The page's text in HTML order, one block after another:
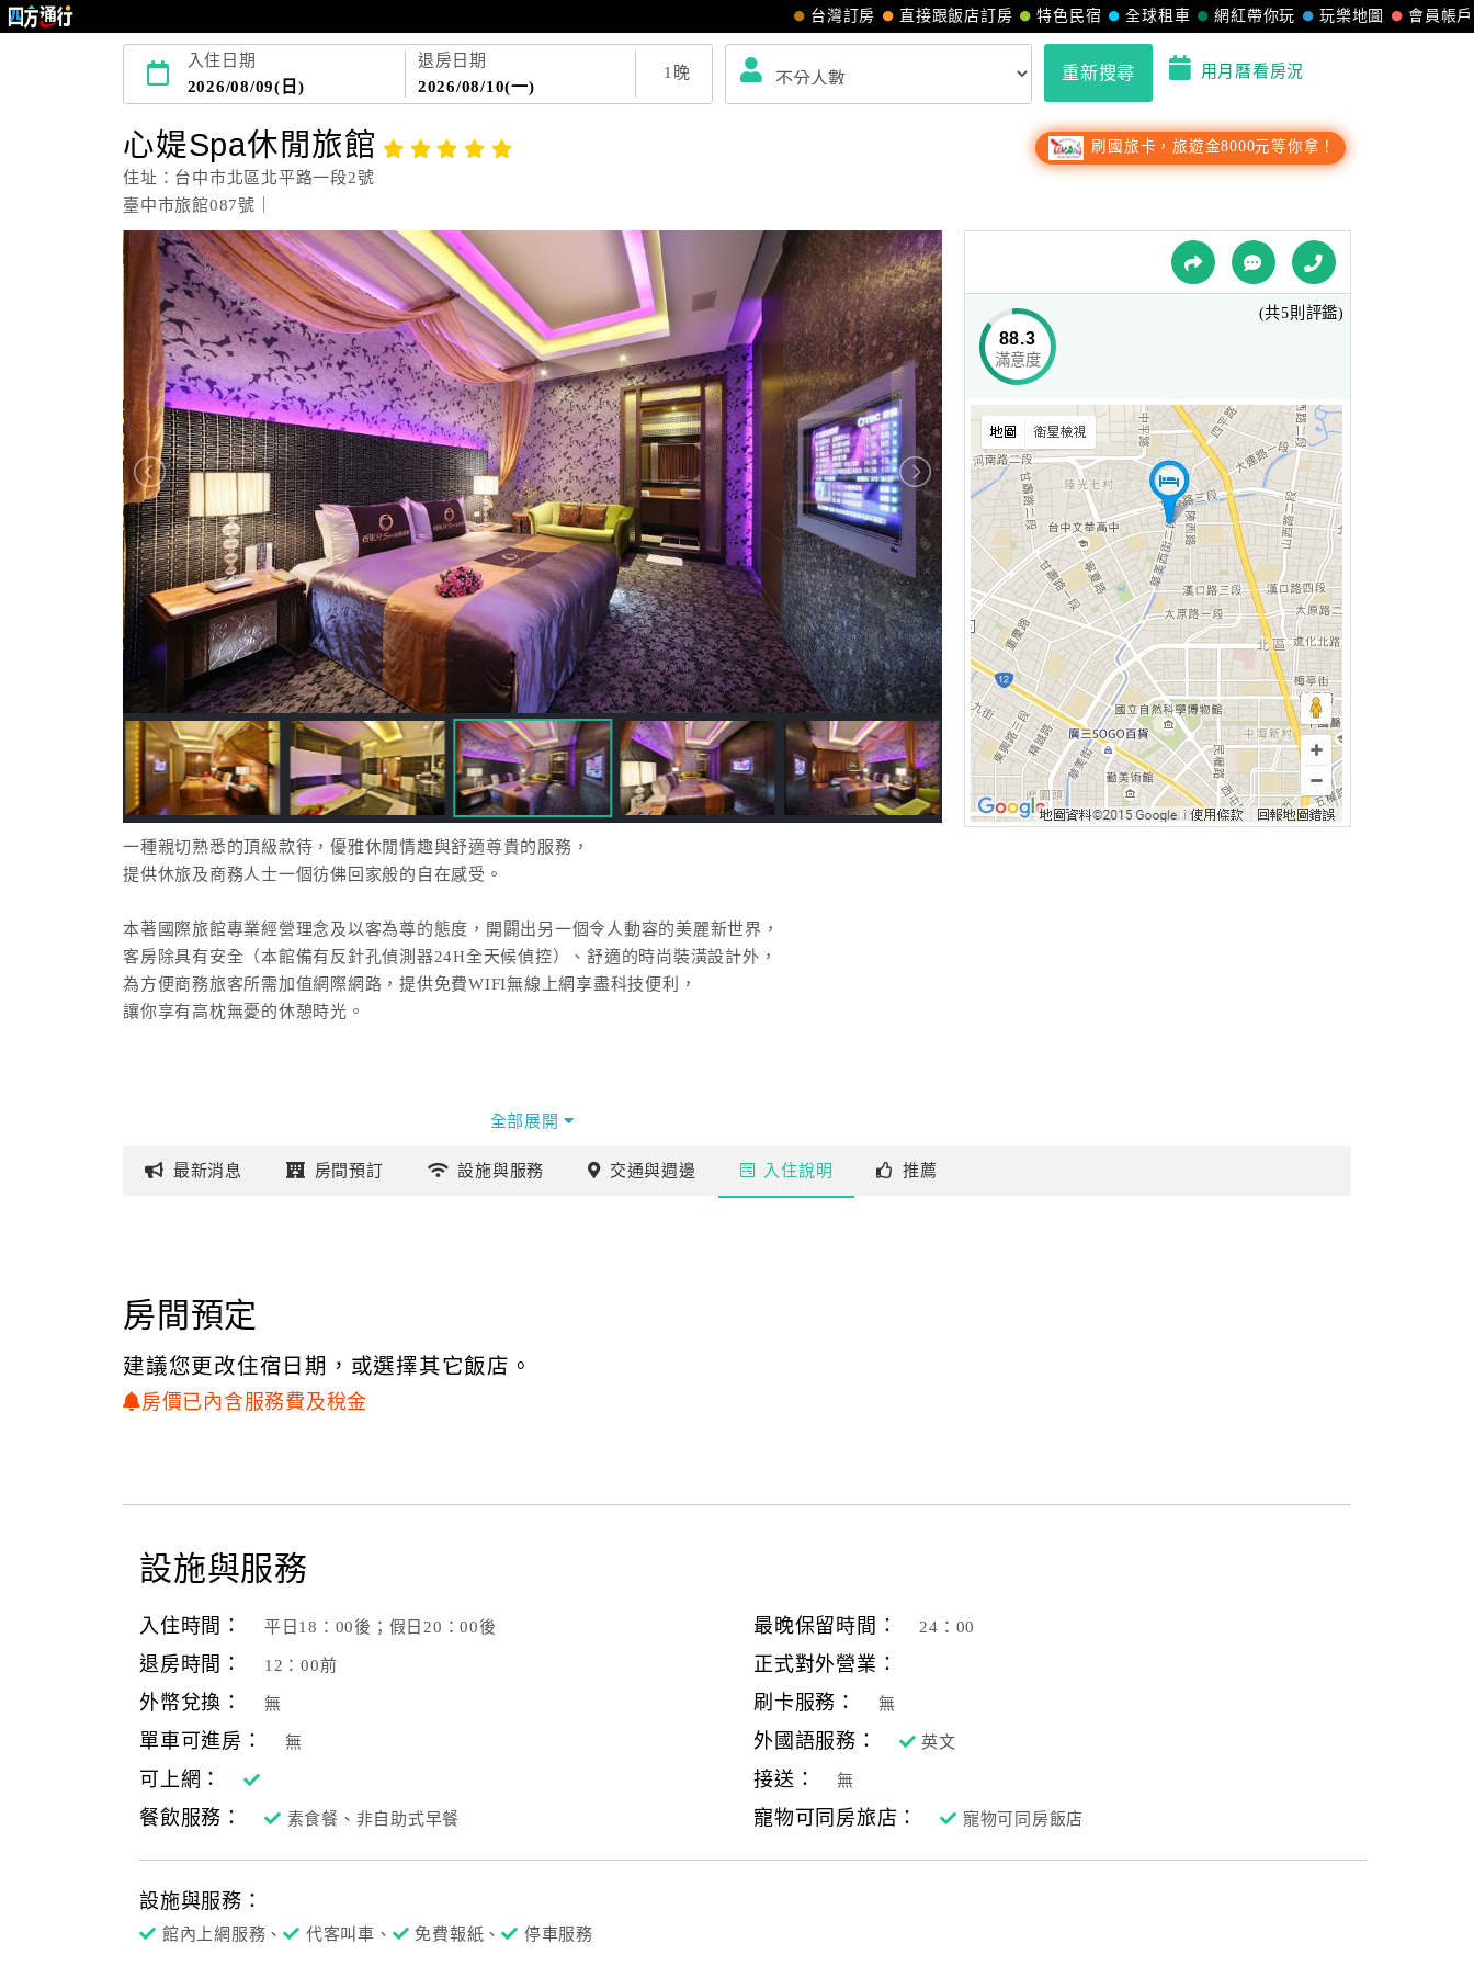
會員帳戶
玩樂地圖
網紅帶你玩
全球租車
特色民宿
直接跟飯店訂房
台灣訂房
入住日期
2026/08/09(日)
退房日期
2026/08/10(一)
1 晚 重新搜尋 用月曆看房況
心媞Spa休閒旅館
住址：台中市北區北平路一段2號
臺中市旅館087號｜
刷國旅卡，旅遊金8000元等你拿！
一種親切熟悉的頂級款待，優雅休閒情趣與舒適尊貴的服務，
提供休旅及商務人士一個彷佛回家般的自在感受。
本著國際旅館專業經營理念及以客為尊的態度，開闢出另一個令人動容的美麗新世界，
客房除具有安全（本館備有反針孔偵測器24H全天候偵控）、舒適的時尚裝潢設計外，
為方便商務旅客所需加值網際網路，提供免費WIFI無線上網享盡科技便利，
讓你享有高枕無憂的休憩時光。
全部展開
88.3
滿意度
(共5則評鑑)
最新消息 房間預訂 設施與服務 交通與週邊 入住說明 推薦
房間預定
建議您更改住宿日期，或選擇其它飯店。
房價已內含服務費及稅金
設施與服務
入住時間： 平日18：00後；假日20：00後 最晚保留時間： 24：00
退房時間： 12：00前
正式對外營業：
外幣兌換：
無 刷卡服務： 無
單車可進房： 無 外國語服務： 英文
可上網： 接送： 無
餐飲服務： 素食餐、非自助式早餐 寵物可同房旅店： 寵物可同房飯店
設施與服務：
館內上網服務、 代客叫車、 免費報紙、 停車服務